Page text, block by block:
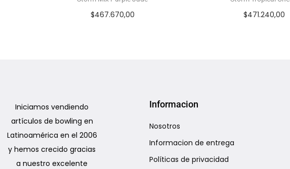
$467.670,00 $471.240,00
Iniciamos vendiendo
artículos de bowling en
Latinoamérica en el 2006
y hemos crecido gracias
a nuestro excelente
Informacion
Nosotros
Informacion de entrega
Políticas de privacidad